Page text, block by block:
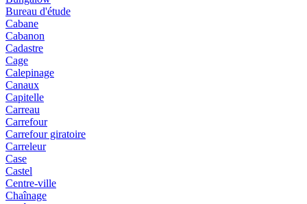
Bureau d'étude
Cabane
Cabanon
Cadastre
Cage
Calepinage
Canaux
Capitelle
Carreau
Carrefour
Carrefour giratoire
Carreleur
Case
Castel
Centre-ville
Chaînage